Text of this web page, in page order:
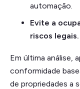
automação.
Evite a
riscos legais.
Em última análise,
conformidade
de propriedades a